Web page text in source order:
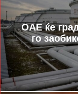
ОАЕ ќе
го